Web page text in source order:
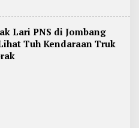
Lari PNS di Jombang
Tuh Kendaraan Truk